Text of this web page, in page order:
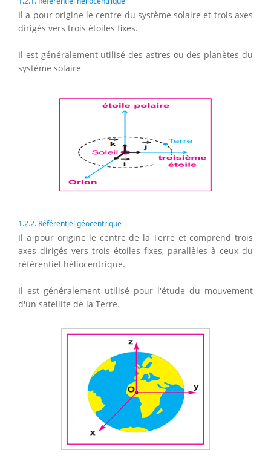
Il a pour origine le centre du système solaire et trois axes
dirigés vers trois étoiles fixes.
Il est généralement utilisé des astres ou des planètes du
système solaire
1.2.2. Référentiel géocentrique
Il a pour origine le centre de la Terre et comprend trois
axes dirigés vers trois étoiles fixes, parallèles à ceux du
référentiel héliocentrique.
Il est généralement utilisé pour l'étude du mouvement
d'un satellite de la Terre.